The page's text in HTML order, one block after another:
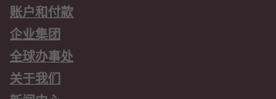
账户和付款
企业集团
全球办事处
关于我们